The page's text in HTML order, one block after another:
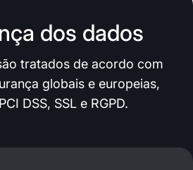
dos dados
tratados de acordo com
globais e europeias,
DSS, SSL e RGPD.